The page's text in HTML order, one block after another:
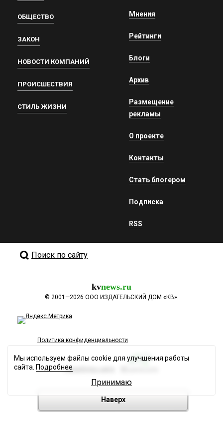
ОБЩЕСТВО
ЗАКОН
НОВОСТИ КОМПАНИЙ
ПРОИСШЕСТВИЯ
СТИЛЬ ЖИЗНИ
Мнения
Рейтинги
Блоги
Архив
Размещение
рекламы
О проекте
Контакты
Стать блогером
Подписка
RSS
Поиск по сайту
kvnews.ru
© 2001—2026 ООО ИЗДАТЕЛЬСКИЙ ДОМ «КВ».
Политика конфиденциальности
Разработка сайта
Наверх
Мы используем файлы cookie для улучшения работы
сайта. Подробнее
Принимаю